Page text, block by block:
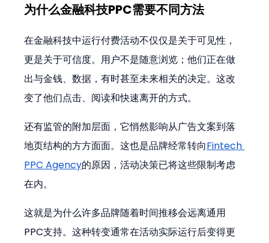
为什么金融科技PPC需要不同方法
在金融科技中运行付费活动不仅仅是关于可见性，
更是关于可信度。用户不是随意浏览；他们正在做
出与金钱、数据，有时甚至未来相关的决定。这改
变了他们点击、阅读和快速离开的方式。
还有监管的附加层面，它悄然影响从广告文案到落
地页结构的方方面面。这也是品牌经常转向Fintech
PPC Agency的原因，活动决策已将这些限制考虑
在内。
这就是为什么许多品牌随着时间推移会远离通用
PPC支持。这种转变通常在活动实际运行后变得更